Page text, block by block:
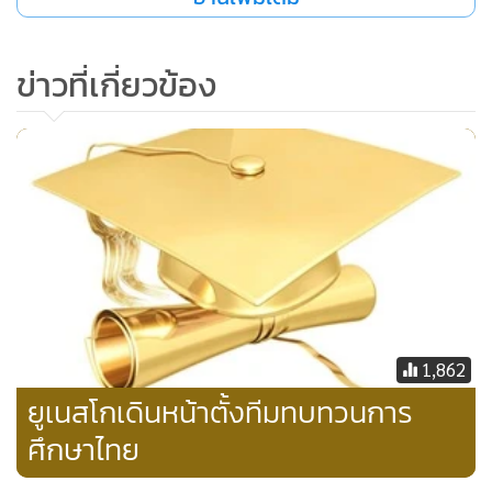
การตามนโยบายรัฐบาลและสานต่องานที่ทำไว้แล้ว 8 เรื่อง
โยงกัน 2.ปฏิรูประบบผลิตพัฒนาครู 3.เร่งนำเทคโนโลยี
สารสนเทศและการสื่อสารมาใช้ในการปฏิรูปการเรียนรู้ 4.พัฒนา
คุณภาพการอาชีวศึกษาให้มีมาตรฐานเทียบได้กับระดับสากล
5.ส่งเสริมให้สถาบันอุดมศึกษาเร่งพัฒนาคุณภาพมาตรฐาน
มากกว่าการขยายเชิงปริมาณ 6.ส่งเสริมให้เอกชนและทุกภาค
ส่วนเข้ามาร่วมจัดและสนับสนุนการศึกษามากขึ้น 7.เพิ่มและ
กระจายโอกาสทางการศึกษาอย่างมีคุณภาพ และ 8.ให้ความ
สำคัญกับการพัฒนาการศึกษาในจังหวัดชายแดนภาคใต้
นอกจากนี้สิ่งที่จะต้องดำเนินการขับเคลื่อนและเป็นกลไลสำคัญ
ของการศึกษา คือ เร่งรัดจัดตั้งสถาบันเทคโนโลยีเพื่อการศึกษา
จัดตั้งสถาบันวิจัยหลักสูตรและพัฒนาการเรียนการสอน สร้าง
ความเข้ามแข็งของกลไลวัดผล ประเมินผล เร่งรัดให้มี
พ.ร.บ.อุดมศึกษา เพื่อประกันความอิสระและความรับผิดชอบต่อ
ข่าวที่เกี่ยวข้อง
1,862
ยูเนสโกเดินหน้าตั้งทีมทบทวนการ
ศึกษาไทย